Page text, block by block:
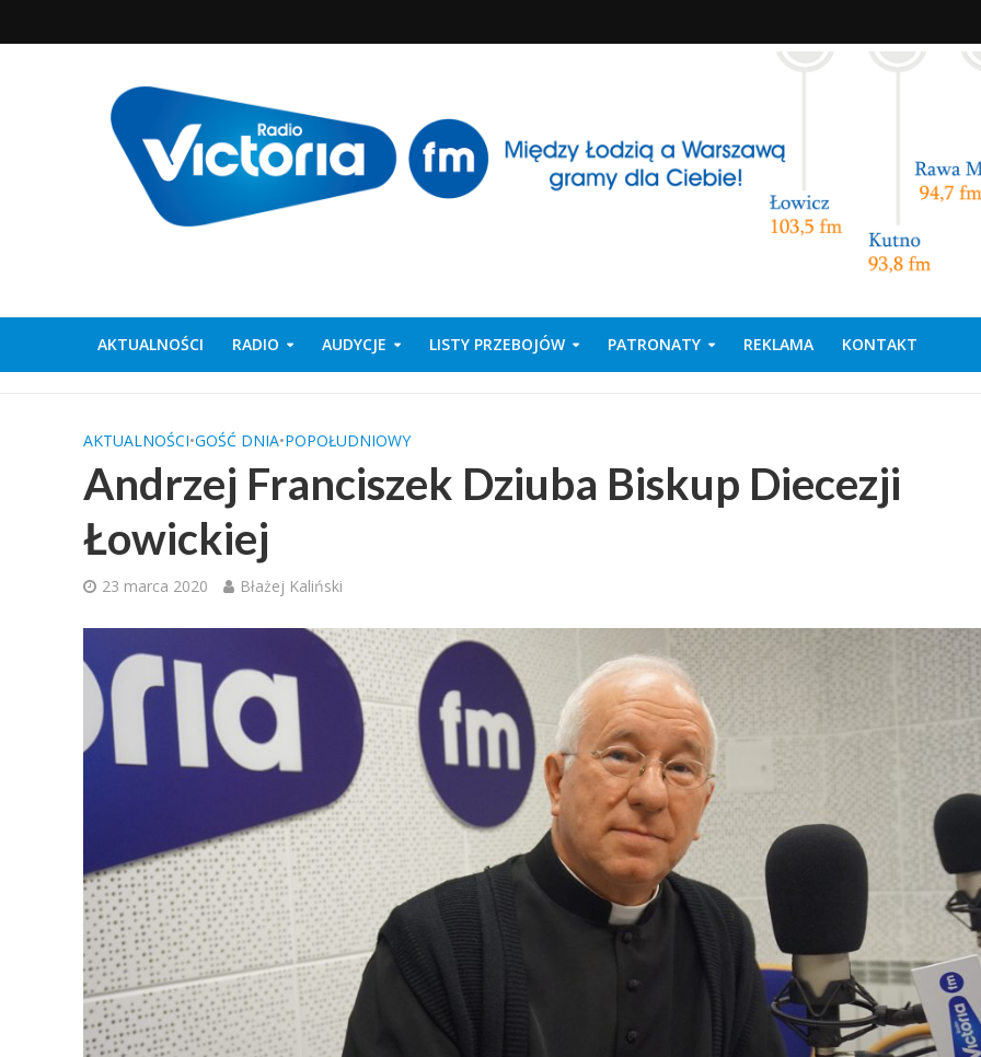
AKTUALNOŚCI RADIO AUDYCJE LISTY PRZEBOJÓW PATRONATY REKLAMA KONTAKT
AKTUALNOŚCI•GOŚĆ DNIA•POPOŁUDNIOWY
Andrzej Franciszek Dziuba Biskup Diecezji
Łowickiej
23 marca 2020 Błażej Kaliński